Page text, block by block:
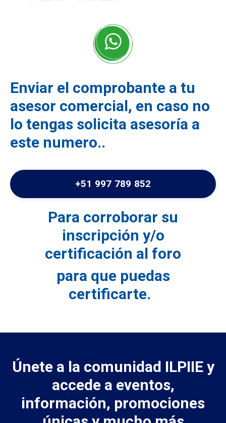
Enviar el comprobante a tu
asesor comercial, en caso no
lo tengas solicita asesoría a
este numero..
+51 997 789 852
Para corroborar su
inscripción y/o
certificación al foro
para que puedas
certificarte.
Únete a la comunidad ILPIIE y
accede a eventos,
información, promociones